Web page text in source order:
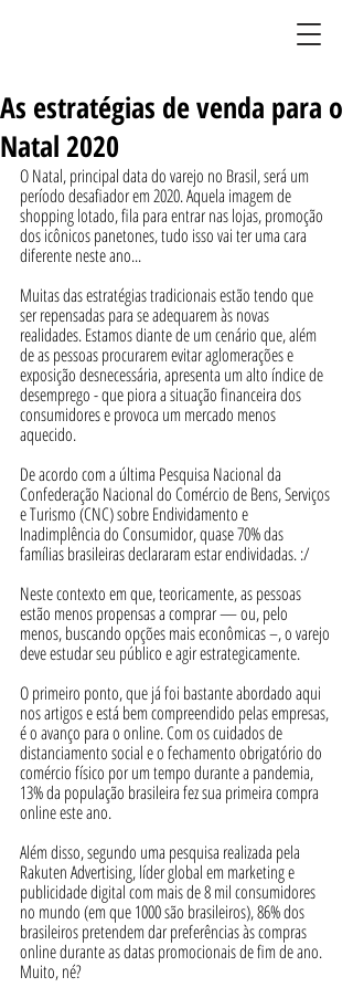
As estratégias de venda para o
Natal 2020
O Natal, principal data do varejo no Brasil, será um
período desafiador em 2020. Aquela imagem de
shopping lotado, fila para entrar nas lojas, promoção
dos icônicos panetones, tudo isso vai ter uma cara
diferente neste ano...
Muitas das estratégias tradicionais estão tendo que
ser repensadas para se adequarem às novas
realidades. Estamos diante de um cenário que, além
de as pessoas procurarem evitar aglomerações e
exposição desnecessária, apresenta um alto índice de
desemprego - que piora a situação financeira dos
consumidores e provoca um mercado menos
aquecido.
De acordo com a última Pesquisa Nacional da
Confederação Nacional do Comércio de Bens, Serviços
e Turismo (CNC) sobre Endividamento e
Inadimplência do Consumidor, quase 70% das
famílias brasileiras declararam estar endividadas. :/
Neste contexto em que, teoricamente, as pessoas
estão menos propensas a comprar — ou, pelo
menos, buscando opções mais econômicas –, o varejo
deve estudar seu público e agir estrategicamente.
O primeiro ponto, que já foi bastante abordado aqui
nos artigos e está bem compreendido pelas empresas,
é o avanço para o online. Com os cuidados de
distanciamento social e o fechamento obrigatório do
comércio físico por um tempo durante a pandemia,
13% da população brasileira fez sua primeira compra
online este ano.
Além disso, segundo uma pesquisa realizada pela
Rakuten Advertising, líder global em marketing e
publicidade digital com mais de 8 mil consumidores
no mundo (em que 1000 são brasileiros), 86% dos
brasileiros pretendem dar preferências às compras
online durante as datas promocionais de fim de ano.
Muito, né?